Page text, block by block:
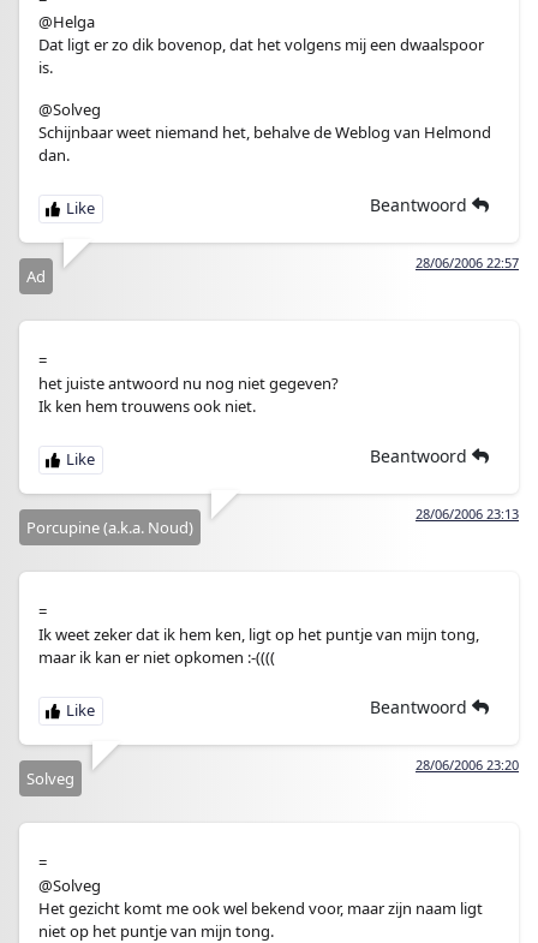
@Helga
Dat ligt er zo dik bovenop, dat het volgens mij een dwaalspoor
is.
@Solveg
Schijnbaar weet niemand het, behalve de Weblog van Helmond
dan.
Beantwoord
28/06/2006 22:57
Ad
=
het juiste antwoord nu nog niet gegeven?
Ik ken hem trouwens ook niet.
Beantwoord
28/06/2006 23:13
Porcupine (a.k.a. Noud)
=
Ik weet zeker dat ik hem ken, ligt op het puntje van mijn tong,
maar ik kan er niet opkomen :-((((
Beantwoord
28/06/2006 23:20
Solveg
=
@Solveg
Het gezicht komt me ook wel bekend voor, maar zijn naam ligt
niet op het puntje van mijn tong.